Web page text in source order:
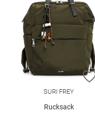
SURI FREY
Rucksack